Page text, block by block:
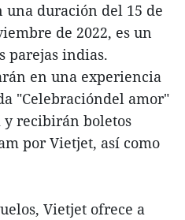
una duración del 15 de
de 2022, es un
parejas indias.
en una experiencia
"Celebracióndel amor"
recibirán boletos
por Vietjet, así como
Vietjet ofrece a